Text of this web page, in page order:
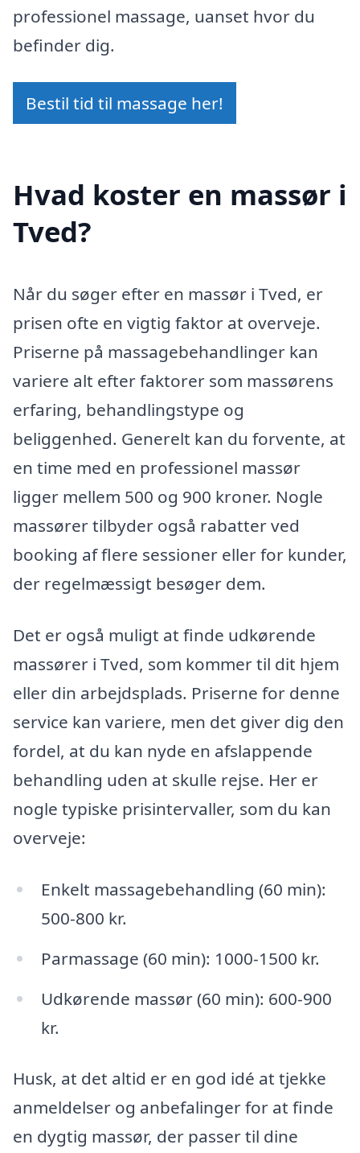
professionel massage, uanset hvor du
befinder dig.
Bestil tid til massage her!
Hvad koster en massør i
Tved?
Når du søger efter en massør i Tved, er
prisen ofte en vigtig faktor at overveje.
Priserne på massagebehandlinger kan
variere alt efter faktorer som massørens
erfaring, behandlingstype og
beliggenhed. Generelt kan du forvente, at
en time med en professionel massør
ligger mellem 500 og 900 kroner. Nogle
massører tilbyder også rabatter ved
booking af flere sessioner eller for kunder,
der regelmæssigt besøger dem.
Det er også muligt at finde udkørende
massører i Tved, som kommer til dit hjem
eller din arbejdsplads. Priserne for denne
service kan variere, men det giver dig den
fordel, at du kan nyde en afslappende
behandling uden at skulle rejse. Her er
nogle typiske prisintervaller, som du kan
overveje:
Enkelt massagebehandling (60 min):
500-800 kr.
Parmassage (60 min): 1000-1500 kr.
Udkørende massør (60 min): 600-900
kr.
Husk, at det altid er en god idé at tjekke
anmeldelser og anbefalinger for at finde
en dygtig massør, der passer til dine